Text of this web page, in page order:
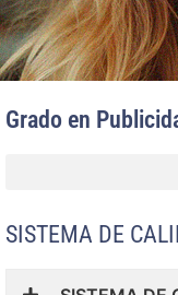
Grado en
SISTEMA DE